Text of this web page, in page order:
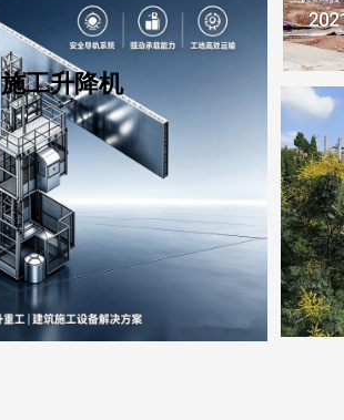
施工升降机